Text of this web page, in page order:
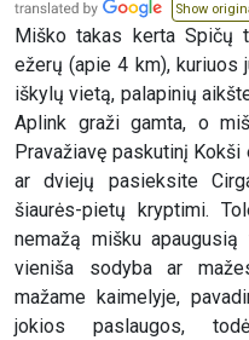
Show
Miško takas kerta Spičų
ežerų (apie 4 km), kuriuos
iškylų vietą, palapinių
Aplink graži gamta, o
Pravažiavę paskutinį
ar dviejų pasieksite
šiaurės-pietų kryptimi.
nemažą mišku
vieniša sodyba ar
mažame kaimelyje,
jokios paslaugos,